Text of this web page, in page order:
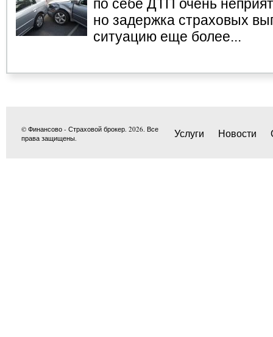
по себе ДТП очень
но задержка страховых
ситуацию еще более...
© Финансово - Страховой брокер. 2026. Все
права защищены.
Услуги Новости